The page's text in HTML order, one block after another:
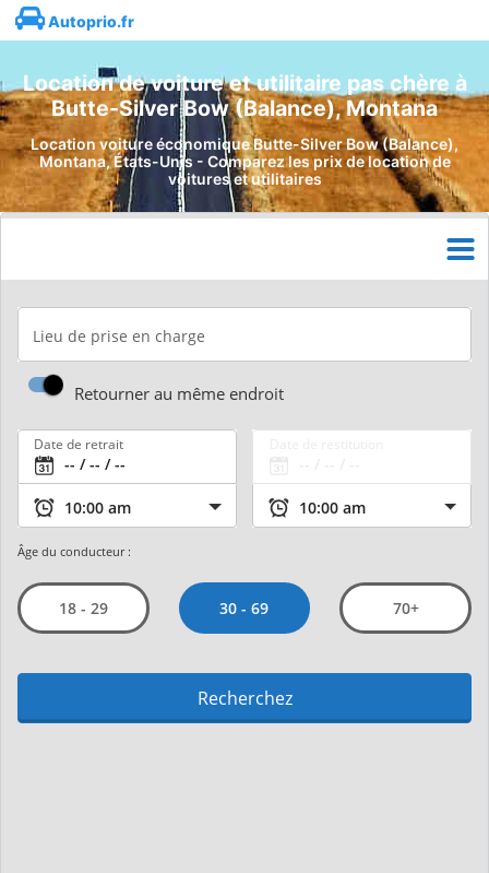
Autoprio.fr
Location de voiture et utilitaire pas chère à
Butte-Silver Bow (Balance), Montana
Location voiture économique Butte-Silver Bow (Balance),
Montana, États-Unis - Comparez les prix de location de
voitures et utilitaires
Lieu de prise en charge
Retourner au même endroit
Date de retrait
Âge du conducteur :
18 - 29 30 - 69 70+
Recherchez